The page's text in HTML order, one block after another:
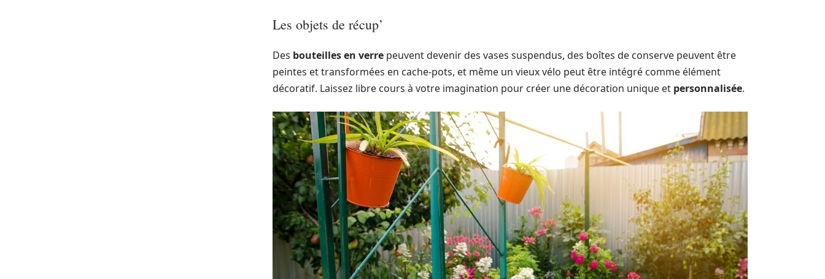
Les objets de récup’
Des bouteilles en verre peuvent devenir des vases suspendus, des boîtes de conserve peuvent être
peintes et transformées en cache-pots, et même un vieux vélo peut être intégré comme élément
décoratif. Laissez libre cours à votre imagination pour créer une décoration unique et personnalisée.